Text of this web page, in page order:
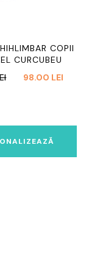
COPII
CURCUBEU
PREȚUL
98.00 LEI